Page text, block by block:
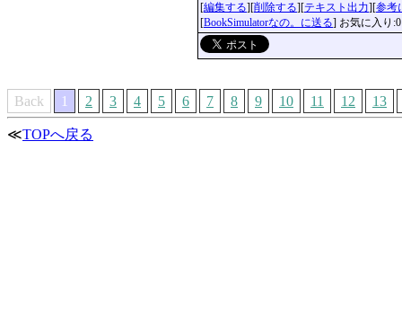
[編集する][削除する][テキスト出力][参考
[BookSimulatorなの。に送る] お気に入り:0
Back 1 2 3 4 5 6 7 8 9 10 11 12 13
≪TOPへ戻る